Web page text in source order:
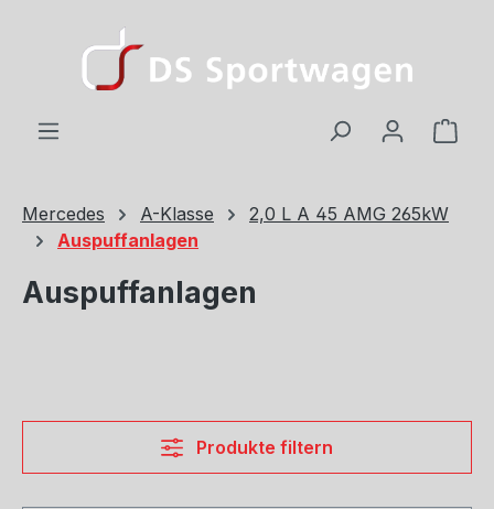
Zum Hauptinhalt springen
Mercedes A-Klasse
2,0 L A 45 AMG 265kW
Auspuffanlagen
Auspuffanlagen
Produkte filtern